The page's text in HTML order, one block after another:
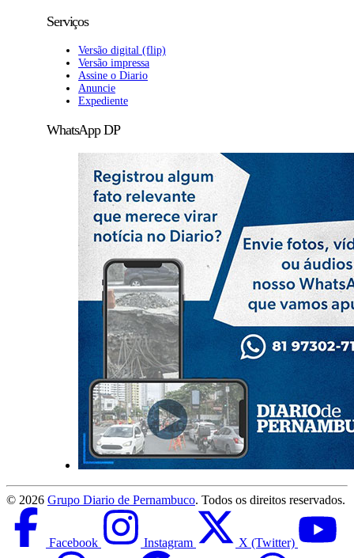
Serviços
Versão digital (flip)
Versão impressa
Assine o Diario
Anuncie
Expediente
WhatsApp DP
© 2026 Grupo Diario de Pernambuco. Todos os direitos reservados.
Facebook Instagram X (Twitter)